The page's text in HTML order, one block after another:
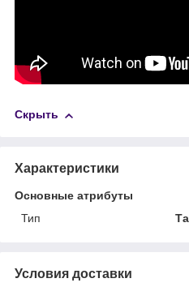
Скрыть
Характеристики
Основные атрибуты
Тип
Условия доставки